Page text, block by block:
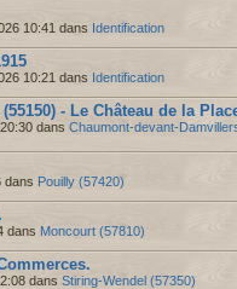
10:41 dans Identification
10:21 dans Identification
- Le Château de la
dans Chaumont-devant-
dans Pouilly (57420)
dans Moncourt (57810)
dans Stiring-Wendel (57350)